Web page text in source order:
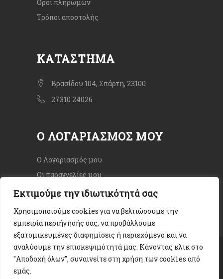
Εκτιμούμε την ιδιωτικότητά σας
Χρησιμοποιούμε cookies για να βελτιώσουμε την
εμπειρία περιήγησής σας, να προβάλλουμε
εξατομικευμένες διαφημίσεις ή περιεχόμενο και να
αναλύουμε την επισκεψιμότητά μας. Κάνοντας κλικ στο
"Αποδοχή όλων", συναινείτε στη χρήση των cookies από
εμάς.
Όροι πληρωμών
Τρόποι αποστολής
ΚΑΤΆΣΤΗΜΑ
Βρασίδου 104, Σπάρτη, 23100
27310 24026
Ο ΛΟΓΑΡΙΑΣΜΌΣ ΜΟΥ
Ο Λογαριασμός μου
Οι παραγγελίες μου
Copyright © 2020. All rights Reserved.